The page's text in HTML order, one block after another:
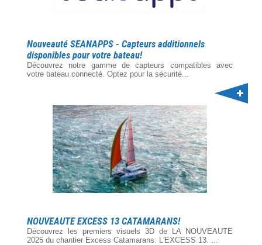
Nouveauté SEANAPPS - Capteurs additionnels
disponibles pour votre bateau!
Découvrez notre gamme de capteurs compatibles avec
votre bateau connecté. Optez pour la sécurité...
NOUVEAUTE EXCESS 13 CATAMARANS!
Découvrez les premiers visuels 3D de LA NOUVEAUTE
2025 du chantier Excess Catamarans: L'EXCESS 13. ...